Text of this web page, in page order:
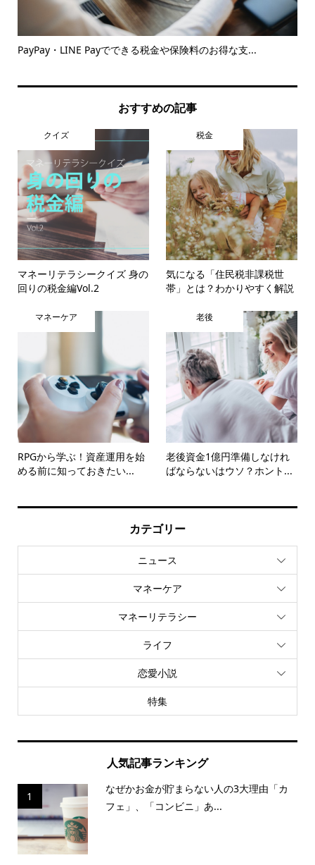
PayPay・LINE Payでできる税金や保険料のお得な支...
おすすめの記事
クイズ
マネーリテラシークイズ 身の
回りの税金編Vol.2
税金
気になる「住民税非課税世
帯」とは？わかりやすく解説
マネーケア
RPGから学ぶ！資産運用を始
める前に知っておきたい...
老後
老後資金1億円準備しなけれ
ばならないはウソ？ホント...
カテゴリー
ニュース
マネーケア
マネーリテラシー
ライフ
恋愛小説
特集
人気記事ランキング
1
なぜかお金が貯まらない人の3大理由「カ
フェ」、「コンビニ」あ...